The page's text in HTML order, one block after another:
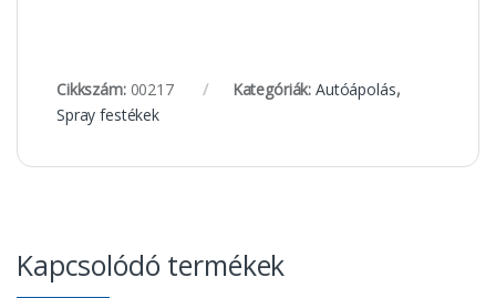
Cikkszám: 00217 Kategóriák: Autóápolás,
Spray festékek
Kapcsolódó termékek